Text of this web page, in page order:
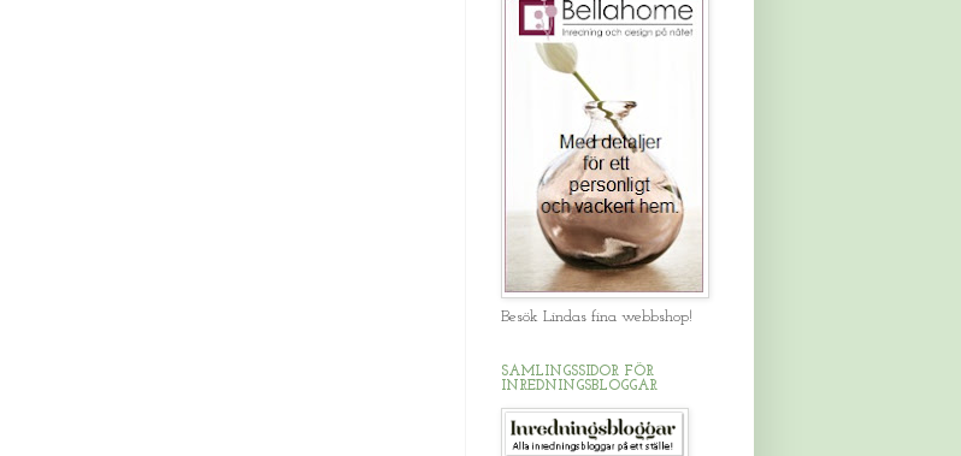
Besök Lindas fina webbshop!
SAMLINGSSIDOR FÖR
INREDNINGSBLOGGAR